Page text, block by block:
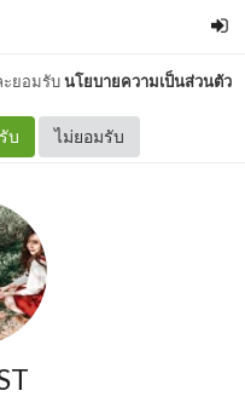
ะยอมรับนโยบายความเป็นส่วนตัว
บ ไม่ยอมรับ